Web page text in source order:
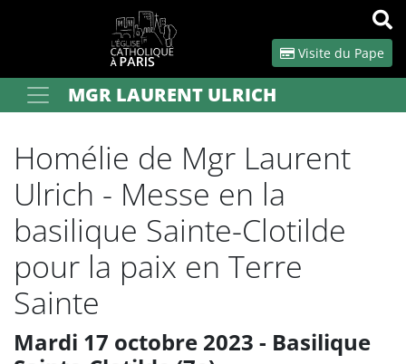
Visite du Pape
Votre rechercheMGR LAURENT ULRICH
Homélie de Mgr Laurent
Ulrich - Messe en la
basilique Sainte-Clotilde
pour la paix en Terre
Sainte
Mardi 17 octobre 2023 - Basilique
Panneau de gestion des cookies